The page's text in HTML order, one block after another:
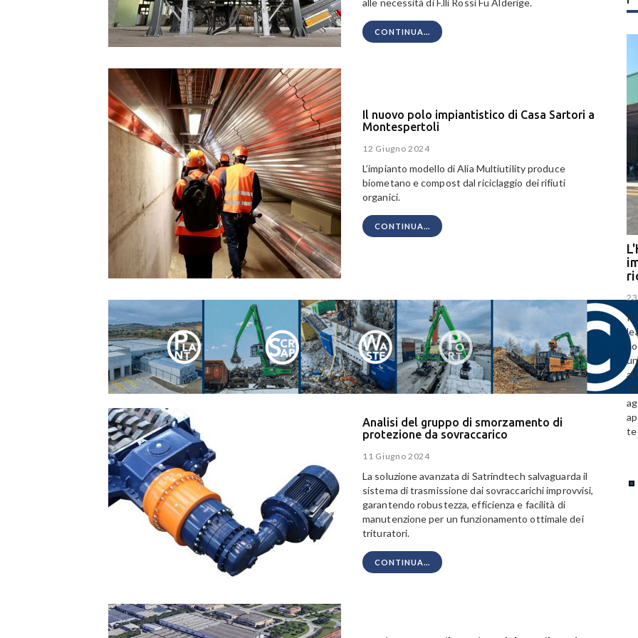
alle necessità di F.lli RossiFu Alderige.
CONTINUA...
Il nuovo polo impiantistico di Casa Sartori a
Montespertoli
12 Giugno 2024
L’impianto modello di Alia Multiutility produce
biometano e compost dal riciclaggio dei rifiuti
organici.
CONTINUA...
Analisi del gruppo di smorzamento di
protezione da sovraccarico
11 Giugno 2024
La soluzione avanzata di Satrindtech salvaguarda il
sistema di trasmissione dai sovraccarichi improvvisi,
garantendo robustezza, efficienza e facilità di
manutenzione per un funzionamento ottimale dei
trituratori.
CONTINUA...
Il
al